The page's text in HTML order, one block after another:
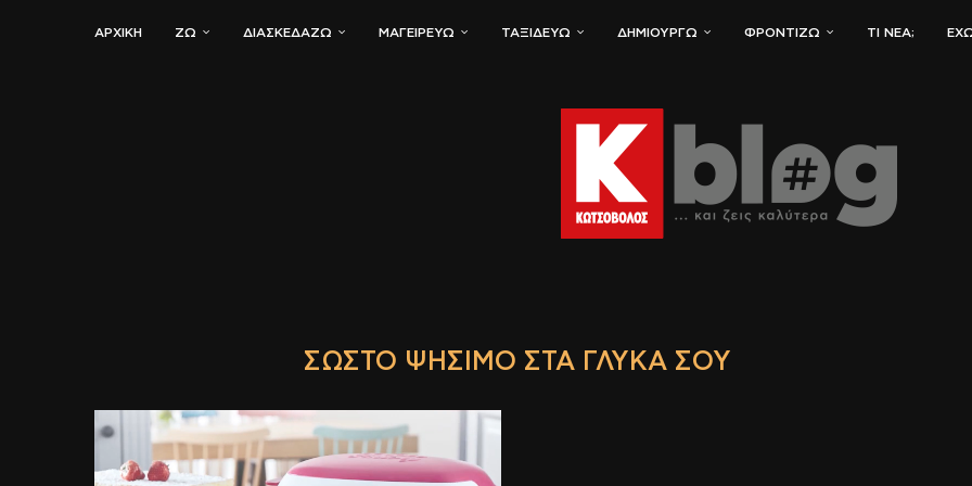
ΑΡΧΙΚΗ ΖΏ ΔΙΑΣΚΕΔΆΖΩ ΜΑΓΕΙΡΕΎΩ ΤΑΞΙΔΕΎΩ ΔΗΜΙΟΥΡΓΏ ΦΡΟΝΤΊΖΩ ΤΙ ΝΈΑ;
ΣΩΣΤΌ ΨΉΣΙΜΟ ΣΤΑ ΓΛΥΚΆ ΣΟΥ